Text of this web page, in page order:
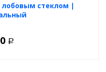
стеклом |
Р